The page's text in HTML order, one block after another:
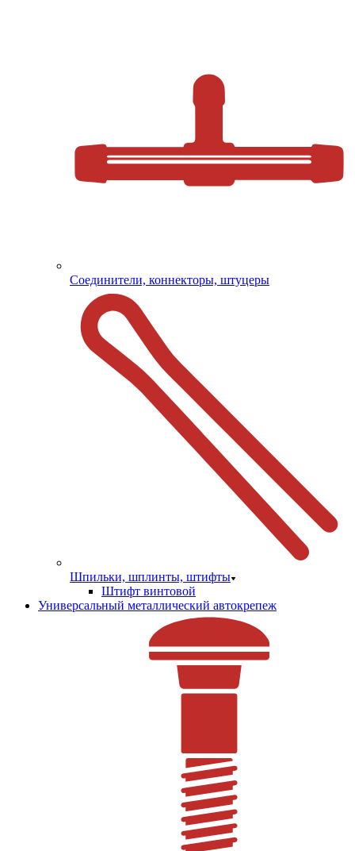
Соединители, коннекторы, штуцеры
Шпильки, шплинты, штифты
Штифт винтовой
Универсальный металлический автокрепеж